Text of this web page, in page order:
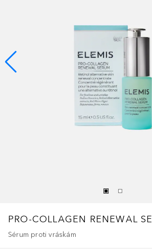
PRO-COLLAGEN RENEWAL
Sérum proti vráskám